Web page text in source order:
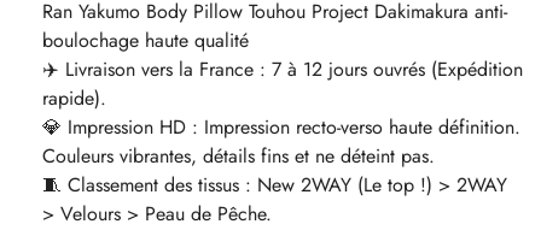
Ran Yakumo Body Pillow Touhou Project Dakimakura anti-
boulochage haute qualité
✈️ Livraison vers la France : 7 à 12 jours ouvrés (Expédition
rapide).
💎 Impression HD : Impression recto-verso haute définition.
Couleurs vibrantes, détails fins et ne déteint pas.
🧵 Classement des tissus : New 2WAY (Le top !) > 2WAY
> Velours > Peau de Pêche.